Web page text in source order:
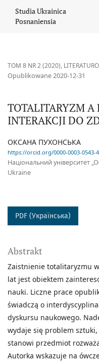
Studia Ukrainica
Posnaniensia
TOM 8 NR 2 (2020),
TOTALITARYZM A
INTERAKCJI DO
Opublikowane 2020-12-31
ОКСАНА ПУХОНСЬКА
https://orcid.org/0000-0003-0543-
Національний університет
Ukraine
PDF (Українська)
Abstrakt
Zaistnienie totalitaryzmu
lat jest obiektem
nauki. Liczne prace
świadczą o
dyskursu naukowego.
wydaje się problem
stanowi przedmiot
Autorka wskazuje na